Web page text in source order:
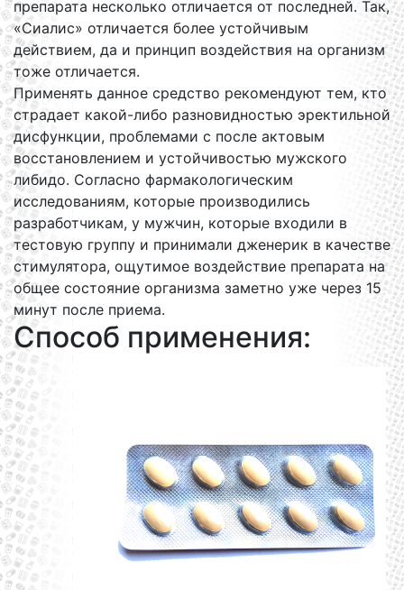
препарата несколько отличается от последней. Так,
«Сиалис» отличается более устойчивым
действием, да и принцип воздействия на организм
тоже отличается.
Применять данное средство рекомендуют тем, кто
страдает какой-либо разновидностью эректильной
дисфункции, проблемами с после актовым
восстановлением и устойчивостью мужского
либидо. Согласно фармакологическим
исследованиям, которые производились
разработчикам, у мужчин, которые входили в
тестовую группу и принимали дженерик в качестве
стимулятора, ощутимое воздействие препарата на
общее состояние организма заметно уже через 15
минут после приема.
Способ применения: